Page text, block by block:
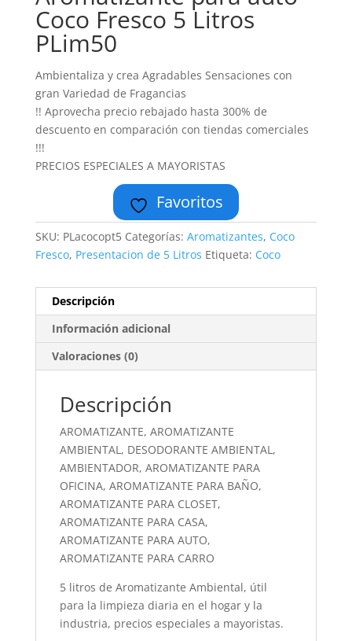
Coco Fresco 5 Litros
PLim50
Ambientaliza y crea Agradables Sensaciones con
gran Variedad de Fragancias
!! Aprovecha precio rebajado hasta 300% de
descuento en comparación con tiendas comerciales
!!!
PRECIOS ESPECIALES A MAYORISTAS
Favoritos
SKU: PLacocopt5 Categorías: Aromatizantes, Coco
Fresco, Presentacion de 5 Litros Etiqueta: Coco
Descripción
Información adicional
Valoraciones (0)
Descripción
AROMATIZANTE, AROMATIZANTE
AMBIENTAL, DESODORANTE AMBIENTAL,
AMBIENTADOR, AROMATIZANTE PARA
OFICINA, AROMATIZANTE PARA BAÑO,
AROMATIZANTE PARA CLOSET,
AROMATIZANTE PARA CASA,
AROMATIZANTE PARA AUTO,
AROMATIZANTE PARA CARRO
5 litros de Aromatizante Ambiental, útil
para la limpieza diaria en el hogar y la
industria, precios especiales a mayoristas.